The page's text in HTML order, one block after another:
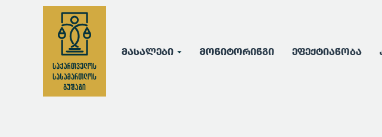
მასალები მონიტორინგი ეფექტიანობა